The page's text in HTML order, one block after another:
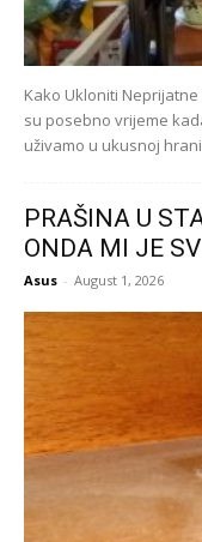
Kako Ukloniti
su posebno vrijeme
uživamo u ukusnoj
PRAŠINA U
ONDA MI JE
Asus - August 1, 2026